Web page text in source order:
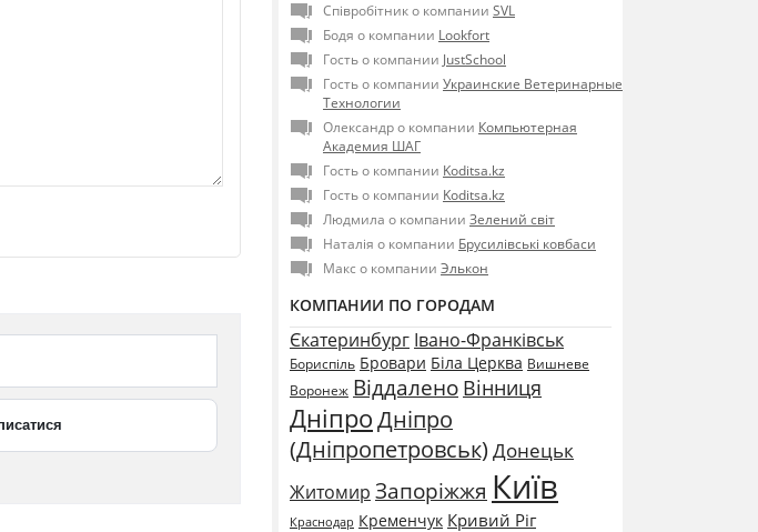
Співробітник о компании SVL
Бодя о компании Lookfort
Гость о компании JustSchool
Гость о компании Украинские Ветеринарные
Технологии
Олександр о компании Компьютерная
Академия ШАГ
Гость о компании Koditsa.kz
Гость о компании Koditsa.kz
Людмила о компании Зелений світ
Наталія о компании Брусилівські ковбаси
Макс о компании Элькон
КОМПАНИИ ПО ГОРОДАМ
Єкатеринбург Івано-Франківськ
Бориспіль Бровари Біла Церква Вишневе
Воронеж Віддалено Вінниця
ДніпроДніпро
(Дніпропетровськ) Донецьк
Житомир Запоріжжя Київ
Краснодар Кременчук Кривий Ріг